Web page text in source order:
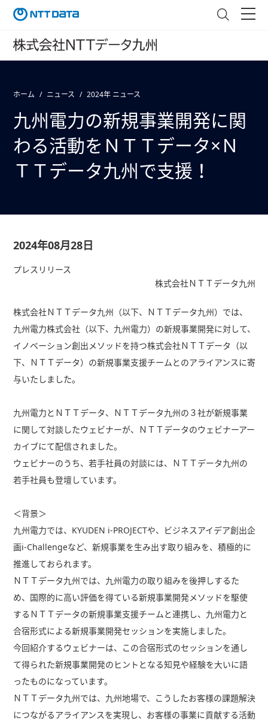
ホーム ニュース 2024年 ニュース
九州電力の新規事業開発に関
わる活動をＮＴＴデータ×Ｎ
ＴＴデータ九州で支援！
2024年08月28日
プレスリリース
株式会社ＮＴＴデータ九州
株式会社ＮＴＴデータ九州（以下、ＮＴＴデータ九州）では、
九州電力株式会社（以下、九州電力）の新規事業開発に対して、
イノベーション創出メソッドを持つ株式会社ＮＴＴデータ（以
下、ＮＴＴデータ）の新規事業支援チームとのアライアンスに寄
与いたしました。
九州電力とＮＴＴデータ、ＮＴＴデータ九州の３社が新規事業
に関して対談したウェビナーが、ＮＴＴデータのウェビナーアー
カイブにて配信されました。
ウェビナーのうち、若手社員の対談には、ＮＴＴデータ九州の
若手社員も登壇しています。
＜背景＞
九州電力では、KYUDEN i-PROJECTや、ビジネスアイデア創出企
画i-Challengeなど、新規事業を生み出す取り組みを、積極的に
推進しておられます。
ＮＴＴデータ九州では、九州電力の取り組みを後押しするた
め、国際的に高い評価を得ている新規事業開発メソッドを駆使
するＮＴＴデータの新規事業支援チームと連携し、九州電力と
合宿形式による新規事業開発セッションを実施しました。
今回紹介するウェビナーは、この合宿形式のセッションを通し
て得られた新規事業開発のヒントとなる知見や経験を大いに語
ったものになっています。
ＮＴＴデータ九州では、九州地場で、こうしたお客様の課題解決
につながるアライアンスを実現し、お客様の事業に貢献する活動